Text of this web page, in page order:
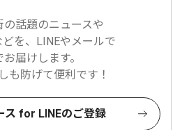
の話題のニュースや
を、LINEやメールで
届けします。
も防げて便利です！
ス for LINEのご登録